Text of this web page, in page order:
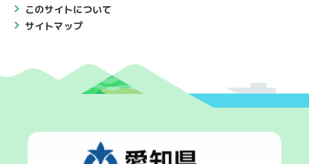
このサイトについて
サイトマップ